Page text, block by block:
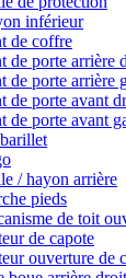
inférieur
de coffre
de porte arrière
de porte arrière
de porte avant
de porte avant
/ hayon arrière
pieds
de toit
de capote
ouverture de